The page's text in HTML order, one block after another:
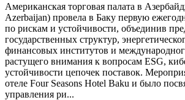
Американская торговая палата в
Azerbaijan) провела в Баку первую
по рискам и устойчивости, объединив
государственных структур,
финансовых институтов и
растущего внимания к вопросам ESG,
устойчивости цепочек поставок.
отеле Four Seasons Hotel Baku и было
управления ри...